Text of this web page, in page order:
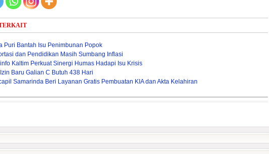
Puri Bantah Isu Penimbunan Popok
dan Pendidikan Masih Sumbang Inflasi
Kaltim Perkuat Sinergi Humas Hadapi Isu Krisis
Baru Galian C Butuh 438 Hari
Samarinda Beri Layanan Gratis Pembuatan KIA dan Akta Kelahiran